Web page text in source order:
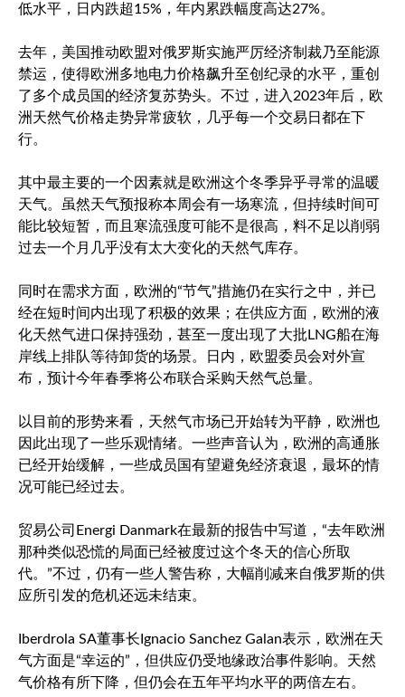
低水平，日内跌超15%，年内累跌幅度高达27%。
去年，美国推动欧盟对俄罗斯实施严厉经济制裁乃至能源
禁运，使得欧洲多地电力价格飙升至创纪录的水平，重创
了多个成员国的经济复苏势头。不过，进入2023年后，欧
洲天然气价格走势异常疲软，几乎每一个交易日都在下
行。
其中最主要的一个因素就是欧洲这个冬季异乎寻常的温暖
天气。虽然天气预报称本周会有一场寒流，但持续时间可
能比较短暂，而且寒流强度可能不是很高，料不足以削弱
过去一个月几乎没有太大变化的天然气库存。
同时在需求方面，欧洲的“节气”措施仍在实行之中，并已
经在短时间内出现了积极的效果；在供应方面，欧洲的液
化天然气进口保持强劲，甚至一度出现了大批LNG船在海
岸线上排队等待卸货的场景。日内，欧盟委员会对外宣
布，预计今年春季将公布联合采购天然气总量。
以目前的形势来看，天然气市场已开始转为平静，欧洲也
因此出现了一些乐观情绪。一些声音认为，欧洲的高通胀
已经开始缓解，一些成员国有望避免经济衰退，最坏的情
况可能已经过去。
贸易公司Energi Danmark在最新的报告中写道，“去年欧洲
那种类似恐慌的局面已经被度过这个冬天的信心所取
代。”不过，仍有一些人警告称，大幅削减来自俄罗斯的供
应所引发的危机还远未结束。
Iberdrola SA董事长Ignacio Sanchez Galan表示，欧洲在天
气方面是“幸运的”，但供应仍受地缘政治事件影响。天然
气价格有所下降，但仍会在五年平均水平的两倍左右。